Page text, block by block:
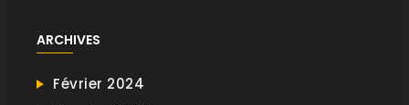
ARCHIVES
Février 2024